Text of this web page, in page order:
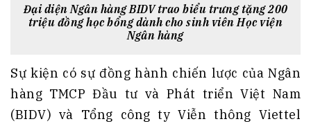
Đại diện Ngân hàng BIDV trao biểu trưng tặng 200
triệu đồng học bổng dành cho sinh viên Học viện
Ngân hàng
Sự kiện có sự đồng hành chiến lược của Ngân
hàng TMCP Đầu tư và Phát triển Việt Nam
(BIDV) và Tổng công ty Viễn thông Viettel